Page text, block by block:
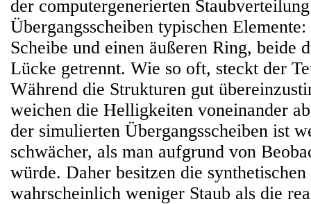
der computergenerierten
Übergangsscheiben typischen
Scheibe und einen äußeren Ring, beide
Lücke getrennt. Wie so oft, steckt der
Während die Strukturen gut
weichen die Helligkeiten voneinander
der simulierten Übergangsscheiben ist
schwächer, als man aufgrund von
würde. Daher besitzen die synthetischen
wahrscheinlich weniger Staub als die